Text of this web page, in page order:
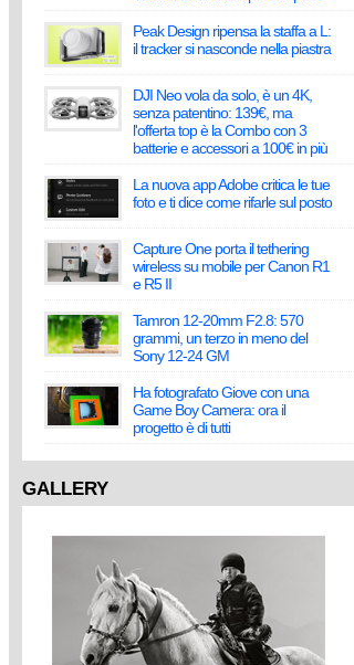
Peak Design ripensa la staffa a L:
il tracker si nasconde nella piastra
DJI Neo vola da solo, è un 4K,
senza patentino: 139€, ma
l'offerta top è la Combo con 3
batterie e accessori a 100€ in più
La nuova app Adobe critica le tue
foto e ti dice come rifarle sul posto
Capture One porta il tethering
wireless su mobile per Canon R1
e R5 II
Tamron 12-20mm F2.8: 570
grammi, un terzo in meno del
Sony 12-24 GM
Ha fotografato Giove con una
Game Boy Camera: ora il
progetto è di tutti
GALLERY